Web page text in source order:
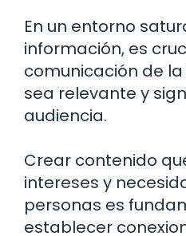
En un entorno
información, es
comunicación de
sea relevante y
audiencia.
Crear contenido
intereses y
personas es
establecer